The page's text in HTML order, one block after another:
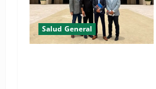
Salud General